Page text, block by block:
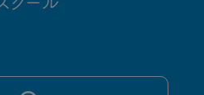
体験受付中！！親子で習い事